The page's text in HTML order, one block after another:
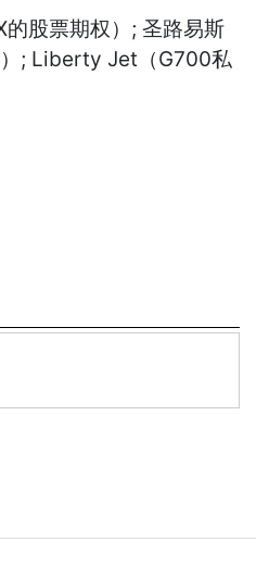
股票期权）; 圣路易斯
; Liberty Jet（G700私